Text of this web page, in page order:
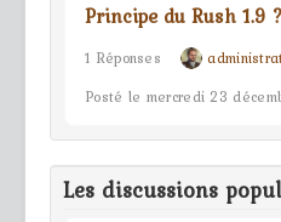
Principe du Rush 1.9 ?
1 Réponses
Posté le mercredi 23
Les discussions